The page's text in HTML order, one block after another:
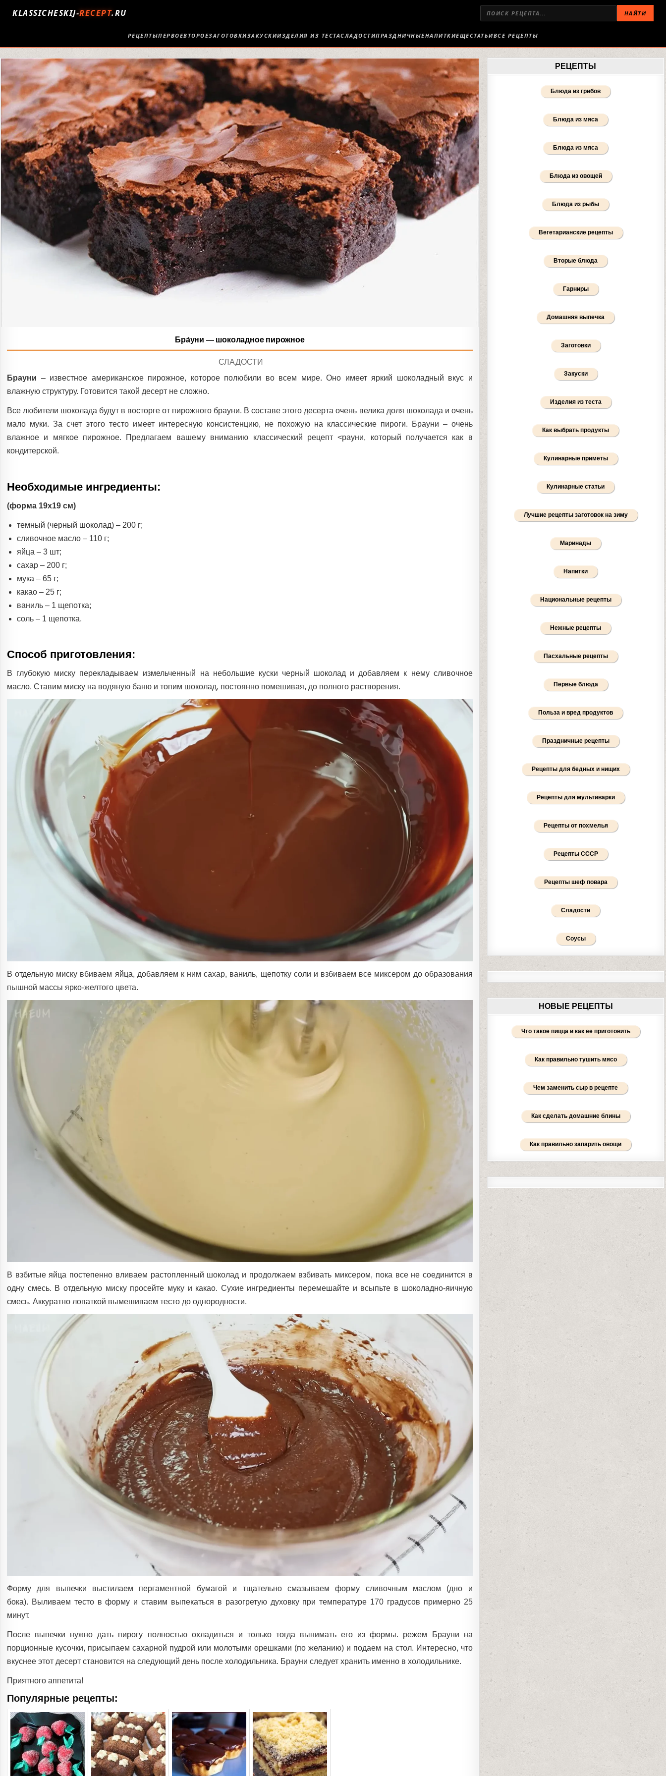
KLASSICHESKIJ-RECEPT.RU НАЙТИ
РЕЦЕПТЫПЕРВОЕВТОРОЕЗАГОТОВКИЗАКУСКИИЗДЕЛИЯ ИЗ ТЕСТАСЛАДОСТИПРАЗДНИЧНЫЕНАПИТКИЕЩЕСТАТЬИВСЕ РЕЦЕПТЫ
Бра́уни — шоколадное пирожное
POSTED
СЛАДОСТИ
Брауни – известное американское пирожное, которое полюбили во всем мире. Оно имеет яркий шоколадный вкус и
влажную структуру. Готовится такой десерт не сложно.
Все любители шоколада будут в восторге от пирожного брауни. В составе этого десерта очень велика доля шоколада и очень
мало муки. За счет этого тесто имеет интересную консистенцию, не похожую на классические пироги. Брауни – очень
влажное и мягкое пирожное. Предлагаем вашему вниманию классический рецепт <рауни, который получается как в
кондитерской.
Необходимые ингредиенты:
(форма 19х19 см)
темный (черный шоколад) – 200 г;
сливочное масло – 110 г;
яйца – 3 шт;
сахар – 200 г;
мука – 65 г;
какао – 25 г;
ваниль – 1 щепотка;
соль – 1 щепотка.
Способ приготовления:
В глубокую миску перекладываем измельченный на небольшие куски черный шоколад и добавляем к нему сливочное
масло. Ставим миску на водяную баню и топим шоколад, постоянно помешивая, до полного растворения.
В отдельную миску вбиваем яйца, добавляем к ним сахар, ваниль, щепотку соли и взбиваем все миксером до образования
пышной массы ярко-желтого цвета.
В взбитые яйца постепенно вливаем растопленный шоколад и продолжаем взбивать миксером, пока все не соединится в
одну смесь. В отдельную миску просейте муку и какао. Сухие ингредиенты перемешайте и всыпьте в шоколадно-яичную
смесь. Аккуратно лопаткой вымешиваем тесто до однородности.
Форму для выпечки выстилаем пергаментной бумагой и тщательно смазываем форму сливочным маслом (дно и
бока). Выливаем тесто в форму и ставим выпекаться в разогретую духовку при температуре 170 градусов примерно 25
минут.
После выпечки нужно дать пирогу полностью охладиться и только тогда вынимать его из формы. режем Брауни на
порционные кусочки, присыпаем сахарной пудрой или молотыми орешками (по желанию) и подаем на стол. Интересно, что
вкуснее этот десерт становится на следующий день после холодильника. Брауни следует хранить именно в холодильнике.
Приятного аппетита!
Популярные рецепты:
РЕЦЕПТЫ
Блюда из грибов
Блюда из мяса
Блюда из мяса
Блюда из овощей
Блюда из рыбы
Вегетарианские рецепты
Вторые блюда
Гарниры
Домашняя выпечка
Заготовки
Закуски
Изделия из теста
Как выбрать продукты
Кулинарные приметы
Кулинарные статьи
Лучшие рецепты заготовок на зиму
Маринады
Напитки
Национальные рецепты
Нежные рецепты
Пасхальные рецепты
Первые блюда
Польза и вред продуктов
Праздничные рецепты
Рецепты для бедных и нищих
Рецепты для мультиварки
Рецепты от похмелья
Рецепты СССР
Рецепты шеф повара
Сладости
Соусы
НОВЫЕ РЕЦЕПТЫ
Что такое пицца и как ее приготовить
Как правильно тушить мясо
Чем заменить сыр в рецепте
Как сделать домашние блины
Как правильно запарить овощи